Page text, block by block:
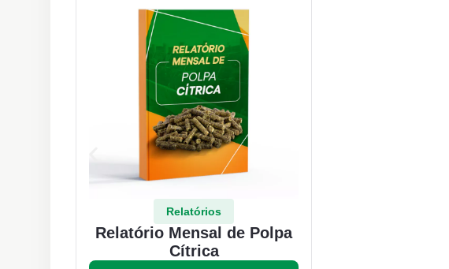
Relatórios
Relatório Mensal de Polpa
Cítrica